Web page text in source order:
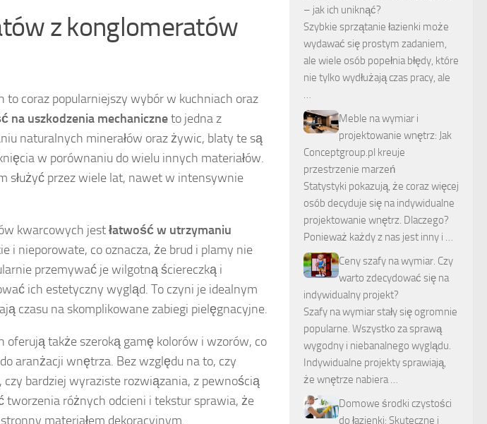
z konglomeratów
coraz popularniejszy wybór w kuchniach oraz
na uszkodzenia mechaniczneto jedna z
naturalnych minerałów oraz żywic, blaty te są
w porównaniu do wielu innych materiałów.
służyć przez wiele lat, nawet w intensywnie
kwarcowych jestłatwość w utrzymaniu
i nieporowate, co oznacza, że brud i plamy nie
przemywać je wilgotną ściereczką i
ich estetyczny wygląd. To czyni je idealnym
czasu na skomplikowane zabiegi pielęgnacyjne.
także szeroką gamę kolorów i wzorów, co
aranżacji wnętrza. Bez względu na to, czy
bardziej wyraziste rozwiązania, z pewnością
tworzenia różnych odcieni i tekstur sprawia, że
materiałem dekoracyjnym.
– jak ich uniknąć?
Szybkie sprzątanie łazienki może
wydawać się prostym zadaniem,
ale wiele osób popełnia błędy, które
nie tylko wydłużają czas pracy, ale
…
Meble na wymiar i
projektowanie wnętrz: Jak
Conceptgroup.pl kreuje
przestrzenie marzeń
Statystyki pokazują, że coraz więcej
osób decyduje się na indywidualne
projektowanie wnętrz. Dlaczego?
Ponieważ każdy z nas jest inny i …
Ceny szafy na wymiar. Czy
warto zdecydować się na
indywidualny projekt?
Szafy na wymiar stały się ogromnie
popularne. Wszystko za sprawą
wygodny i niebanalnego wyglądu.
Indywidualne projekty sprawiają,
że wnętrze nabiera …
Domowe środki czystości
do łazienki: Skuteczne i